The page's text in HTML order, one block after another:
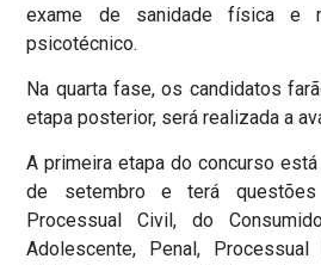
exame de sanidade física e
psicotécnico.
Na quarta fase, os candidatos
etapa posterior, será realizada a
A primeira etapa do concurso
de setembro e terá
Processual Civil, do
Adolescente, Penal, Processual